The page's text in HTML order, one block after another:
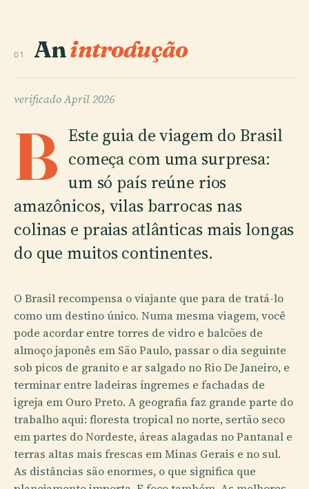
01 Anintrodução
verificadoApril 2026
B Este guia de viagem do Brasil
começa com uma surpresa:
um só país reúne rios
amazônicos, vilas barrocas nas
colinas e praias atlânticas mais longas
do que muitos continentes.
O Brasil recompensa o viajante que para de tratá-lo
como um destino único. Numa mesma viagem, você
pode acordar entre torres de vidro e balcões de
almoço japonês em São Paulo, passar o dia seguinte
sob picos de granito e ar salgado no Rio De Janeiro, e
terminar entre ladeiras íngremes e fachadas de
igreja em Ouro Preto. A geografia faz grande parte do
trabalho aqui: floresta tropical no norte, sertão seco
em partes do Nordeste, áreas alagadas no Pantanal e
terras altas mais frescas em Minas Gerais e no sul.
As distâncias são enormes, o que significa que